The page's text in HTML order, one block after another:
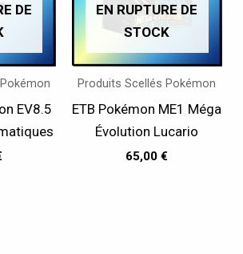
DE
EV8.5
EN RUPTURE DE
STOCK
Produits Scellés Pokémon
ETB Pokémon ME1 Méga
Évolution Lucario
65,00€